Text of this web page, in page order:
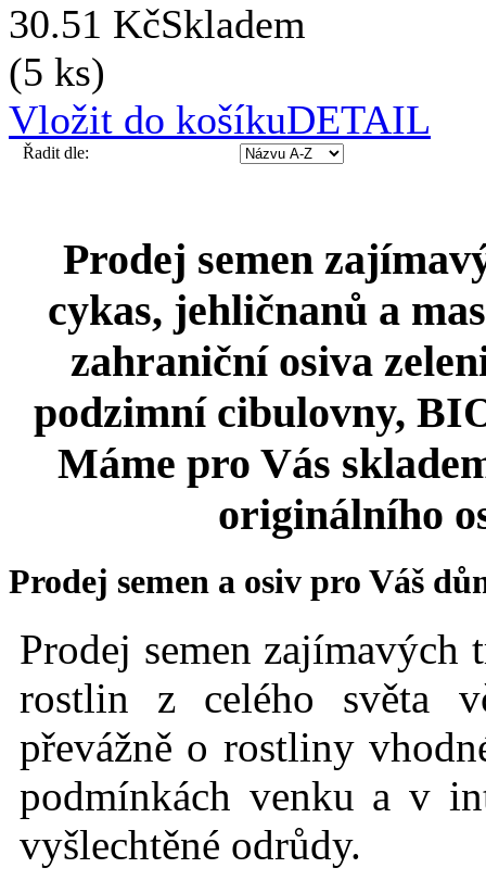
30.51 KčSkladem
(5 ks)
Vložit do košíkuDETAIL
Řadit dle:
Prodej semen
cykas, jehličnanů a
zahraniční osiva
podzimní cibulovny,
Máme pro Vás
originálního
Prodej semen a osiv pro Váš
Prodej semen
rostlin z celého světa
převážně o rostliny
podmínkách venku a v
vyšlechtěné odrůdy.